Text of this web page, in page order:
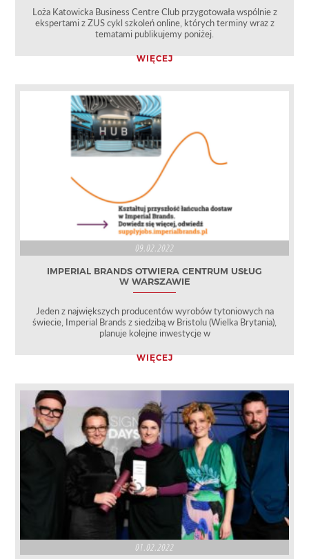
Loża Katowicka Business Centre Club przygotowała wspólnie z
ekspertami z ZUS cykl szkoleń online, których terminy wraz z
tematami publikujemy poniżej.
WIĘCEJ
09.02.2022
IMPERIAL BRANDS OTWIERA CENTRUM USŁUG
W WARSZAWIE
Jeden z największych producentów wyrobów tytoniowych na
świecie, Imperial Brands z siedzibą w Bristolu (Wielka Brytania),
planuje kolejne inwestycje w
WIĘCEJ
01.02.2022